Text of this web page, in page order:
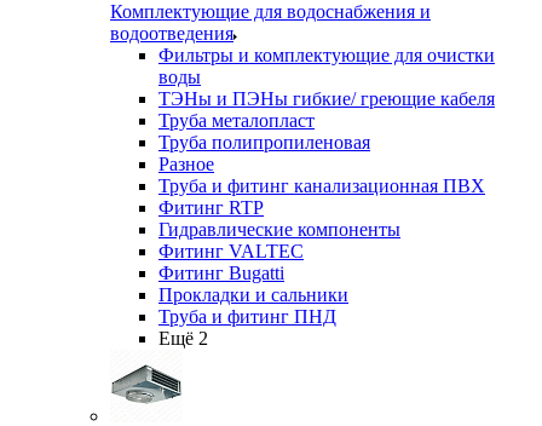
Комплектующие для водоснабжения и
водоотведения
Фильтры и комплектующие для очистки
воды
ТЭНы и ПЭНы гибкие/ греющие кабеля
Труба металопласт
Труба полипропиленовая
Разное
Труба и фитинг канализационная ПВХ
Фитинг RTP
Гидравлические компоненты
Фитинг VALTEC
Фитинг Bugatti
Прокладки и сальники
Труба и фитинг ПНД
Ещё 2